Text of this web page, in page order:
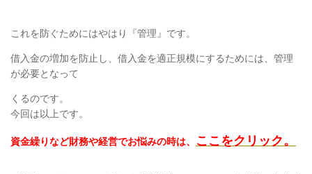
これを防ぐためにはやはり『管理』です。
借入金の増加を防止し、借入金を適正規模にするためには、管理
が必要となって
くるのです。
今回は以上です。
資金繰りなど財務や経営でお悩みの時は、 ここをクリック。